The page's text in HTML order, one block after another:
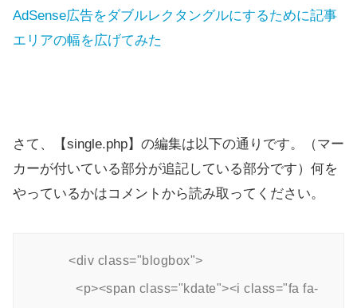
AdSense広告をダブルレクタングルにするために記事
エリアの幅を広げてみた
さて、【single.php】の編集は以下の通りです。（マー
カーが付いている部分が追記している部分です）何を
やっているかはコメントから読み取ってください。
          <div class="blogbox">
            <p><span class="kdate"><i class="fa fa-